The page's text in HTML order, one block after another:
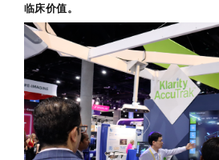
临床价值。